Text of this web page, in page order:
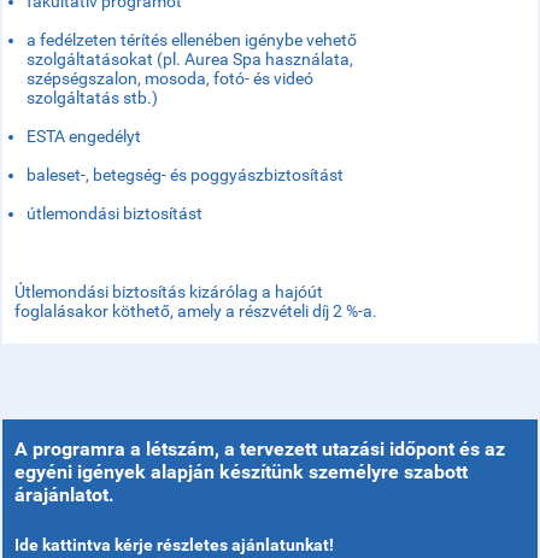
a fedélzeten térítés ellenében igénybe vehető
szolgáltatásokat (pl. Aurea Spa használata,
szépségszalon, mosoda, fotó- és videó
szolgáltatás stb.)
ESTA engedélyt
baleset-, betegség- és poggyászbiztosítást
útlemondási biztosítást
Útlemondási biztosítás kizárólag a hajóút
foglalásakor köthető, amely a részvételi díj 2 %-a.
A programra a létszám, a tervezett utazási időpont és az
egyéni igények alapján készítünk személyre szabott
árajánlatot.
Ide kattintva kérje részletes ajánlatunkat!